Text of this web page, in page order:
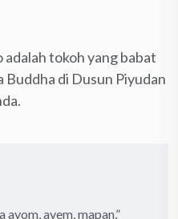
tokoh yang babat
Buddha di Dusun Piyudan
ayom, ayem, mapan,”